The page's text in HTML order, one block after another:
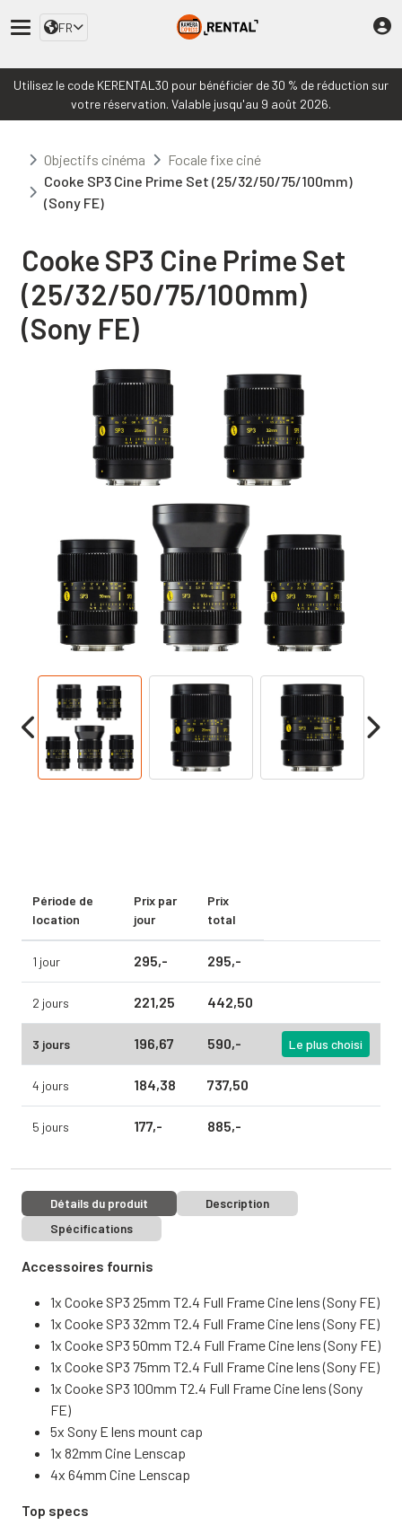
FR
Utilisez le code KERENTAL30 pour bénéficier de 30 % de réduction sur
votre réservation. Valable jusqu'au 9 août 2026.
Objectifs cinéma
Focale fixe ciné
Cooke SP3 Cine Prime Set (25/32/50/75/100mm)
(Sony FE)
Cooke SP3 Cine Prime Set
(25/32/50/75/100mm)
(Sony FE)
Période de
location
Prix par
jour
Prix
total
1 jour 295,- 295,-
2 jours 221,25 442,50
3 jours 196,67 590,- Le plus choisi
4 jours 184,38 737,50
5 jours 177,- 885,-
Détails du produit
Description
Spécifications
Accessoires fournis
1x Cooke SP3 25mm T2.4 Full Frame Cine lens (Sony FE)
1x Cooke SP3 32mm T2.4 Full Frame Cine lens (Sony FE)
1x Cooke SP3 50mm T2.4 Full Frame Cine lens (Sony FE)
1x Cooke SP3 75mm T2.4 Full Frame Cine lens (Sony FE)
1x Cooke SP3 100mm T2.4 Full Frame Cine lens (Sony
FE)
5x Sony E lens mount cap
1x 82mm Cine Lenscap
4x 64mm Cine Lenscap
Top specs